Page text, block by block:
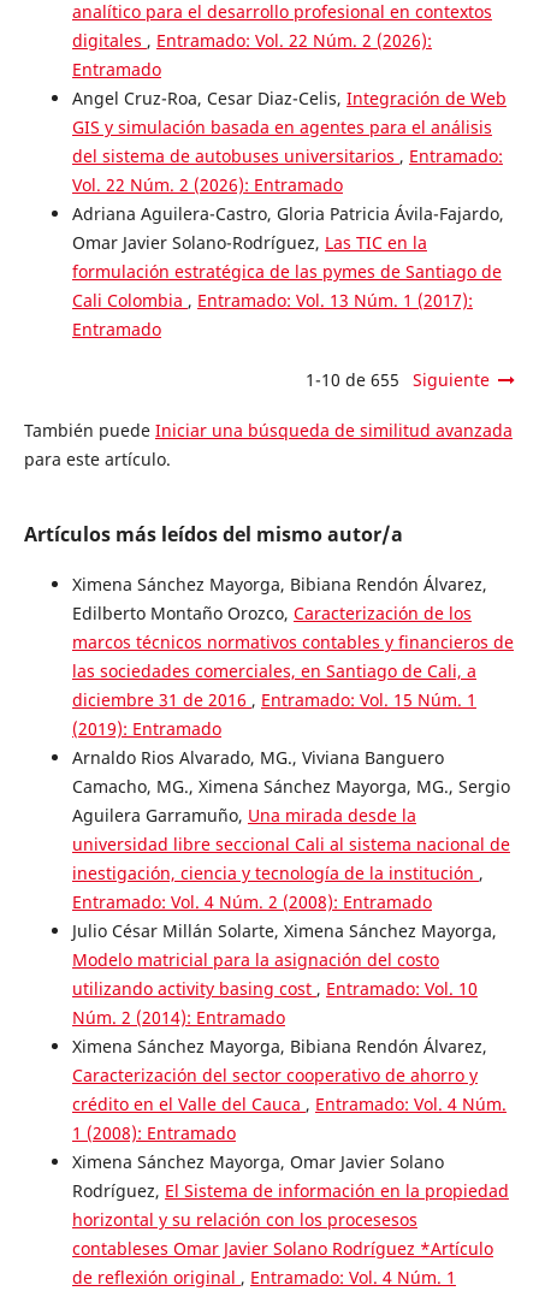
analítico para el desarrollo profesional en contextos
digitales , Entramado: Vol. 22 Núm. 2 (2026):
Entramado
Angel Cruz-Roa, Cesar Diaz-Celis, Integración de Web
GIS y simulación basada en agentes para el análisis
del sistema de autobuses universitarios , Entramado:
Vol. 22 Núm. 2 (2026): Entramado
Adriana Aguilera-Castro, Gloria Patricia Ávila-Fajardo,
Omar Javier Solano-Rodríguez, Las TIC en la
formulación estratégica de las pymes de Santiago de
Cali Colombia , Entramado: Vol. 13 Núm. 1 (2017):
Entramado
1-10 de 655 Siguiente
También puede Iniciar una búsqueda de similitud avanzada
para este artículo.
Artículos más leídos del mismo autor/a
Ximena Sánchez Mayorga, Bibiana Rendón Álvarez,
Edilberto Montaño Orozco, Caracterización de los
marcos técnicos normativos contables y financieros de
las sociedades comerciales, en Santiago de Cali, a
diciembre 31 de 2016 , Entramado: Vol. 15 Núm. 1
(2019): Entramado
Arnaldo Rios Alvarado, MG., Viviana Banguero
Camacho, MG., Ximena Sánchez Mayorga, MG., Sergio
Aguilera Garramuño, Una mirada desde la
universidad libre seccional Cali al sistema nacional de
inestigación, ciencia y tecnología de la institución ,
Entramado: Vol. 4 Núm. 2 (2008): Entramado
Julio César Millán Solarte, Ximena Sánchez Mayorga,
Modelo matricial para la asignación del costo
utilizando activity basing cost , Entramado: Vol. 10
Núm. 2 (2014): Entramado
Ximena Sánchez Mayorga, Bibiana Rendón Álvarez,
Caracterización del sector cooperativo de ahorro y
crédito en el Valle del Cauca , Entramado: Vol. 4 Núm.
1 (2008): Entramado
Ximena Sánchez Mayorga, Omar Javier Solano
Rodríguez, El Sistema de información en la propiedad
horizontal y su relación con los procesesos
contableses Omar Javier Solano Rodríguez *Artículo
de reflexión original , Entramado: Vol. 4 Núm. 1